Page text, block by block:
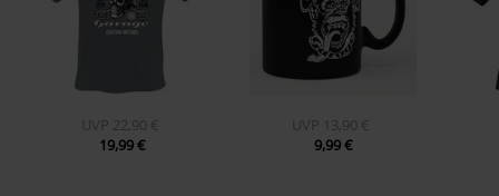
UVP 22,90 €
19,99 €
UVP
13,90 €
9,99 €